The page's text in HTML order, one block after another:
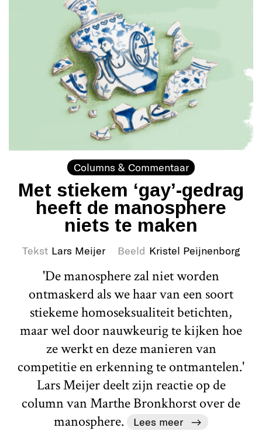
Columns & Commentaar
Met stiekem ‘gay’-gedrag
heeft de manosphere
niets te maken
Tekst Lars Meijer Beeld Kristel Peijnenborg
'De manosphere zal niet worden
ontmaskerd als we haar van een soort
stiekeme homoseksualiteit betichten,
maar wel door nauwkeurig te kijken hoe
ze werkt en deze manieren van
competitie en erkenning te ontmantelen.'
Lars Meijer deelt zijn reactie op de
column van Marthe Bronkhorst over de
manosphere.
Lees meer